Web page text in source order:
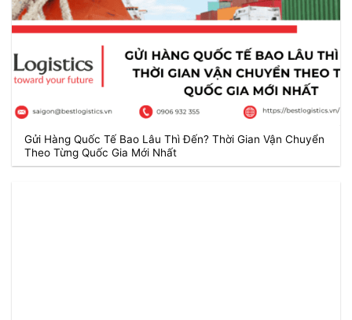
Gửi Hàng Quốc Tế Bao Lâu Thì Đến? Thời Gian Vận Chuyển
Theo Từng Quốc Gia Mới Nhất